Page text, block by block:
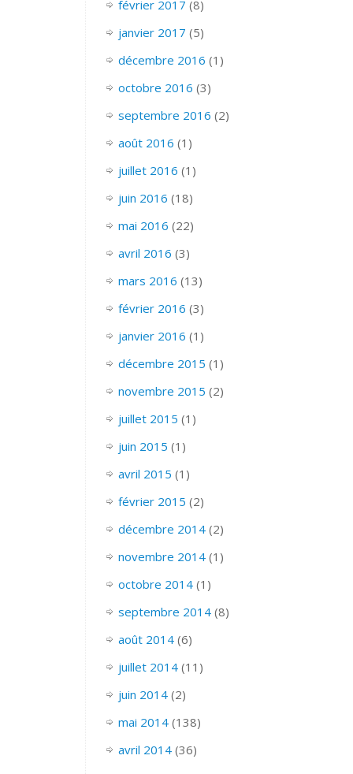
février 2017 (8)
janvier 2017 (5)
décembre 2016 (1)
octobre 2016 (3)
septembre 2016 (2)
août 2016 (1)
juillet 2016 (1)
juin 2016 (18)
mai 2016 (22)
avril 2016 (3)
mars 2016 (13)
février 2016 (3)
janvier 2016 (1)
décembre 2015 (1)
novembre 2015 (2)
juillet 2015 (1)
juin 2015 (1)
avril 2015 (1)
février 2015 (2)
décembre 2014(2)
novembre 2014(1)
octobre 2014(1)
septembre 2014(8)
août 2014(6)
juillet 2014(11)
juin 2014(2)
mai 2014(138)
avril 2014(36)